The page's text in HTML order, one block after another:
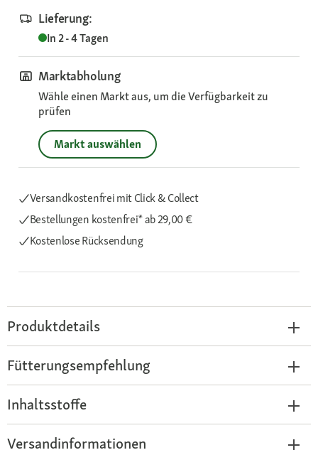
Lieferung:
In 2 - 4 Tagen
Marktabholung
Wähle einen Markt aus, um die Verfügbarkeit zu
prüfen
Markt auswählen
Versandkostenfrei mit Click & Collect
Bestellungen kostenfrei*ab 29,00 €
Kostenlose Rücksendung
Produktdetails
Fütterungsempfehlung
Inhaltsstoffe
Versandinformationen